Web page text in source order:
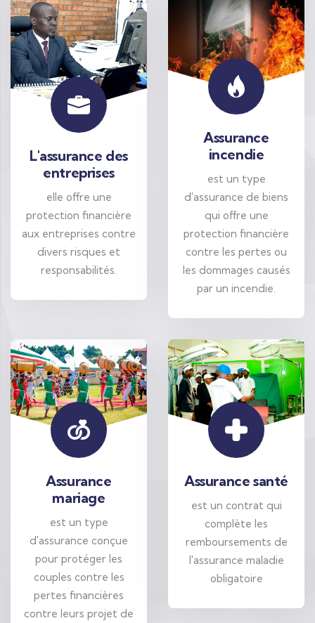
L'assurance des
entreprises
elle offre une
protection financière
aux entreprises contre
divers risques et
responsabilités.
Assurance
incendie
est un type
d'assurance de biens
qui offre une
protection financière
contre les pertes ou
les dommages causés
par un incendie.
Assurance
mariage
est un type
d'assurance conçue
pour protéger les
couples contre les
pertes financières
contre leurs projet de
Assurance santé
est un contrat qui
complète les
remboursements de
l'assurance maladie
obligatoire